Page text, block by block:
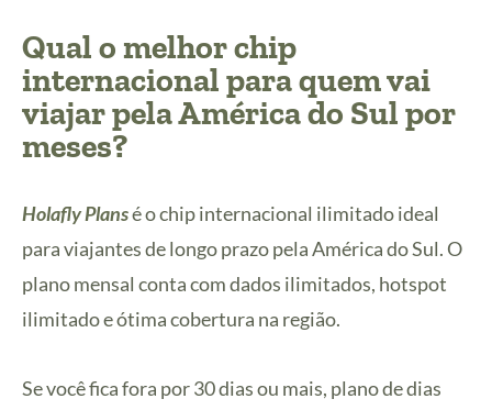
Qual o melhor chip
internacional para quem vai
viajar pela América do Sul por
meses?
Holafly Plansé o chip internacional ilimitado ideal
para viajantes de longo prazo pela América do Sul. O
plano mensal conta com dados ilimitados, hotspot
ilimitado e ótima cobertura na região.
Se você fica fora por 30 dias ou mais, plano de dias